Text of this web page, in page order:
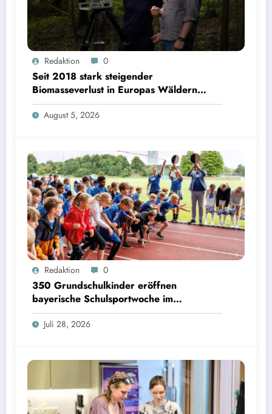
Seit 2018 stark steigender Biomasseverlust in Europas Wäldern mindert Kohlenstoffsenken
| Bild: Sebastian Kissel / TUM
Redaktion 0
Seit 2018 stark steigender
Biomasseverlust in Europas Wäldern
mindert Kohlenstoffsenken
August 5, 2026
350 Grundschulkinder eröffnen bayerische Schulsportwoche im Olympiapark | Bild:
Matthias Balk/Bayerisches Staatsministerium für Unterricht und Kultus
Redaktion 0
350 Grundschulkinder eröffnen
bayerische Schulsportwoche im
Olympiapark
Juli 28, 2026